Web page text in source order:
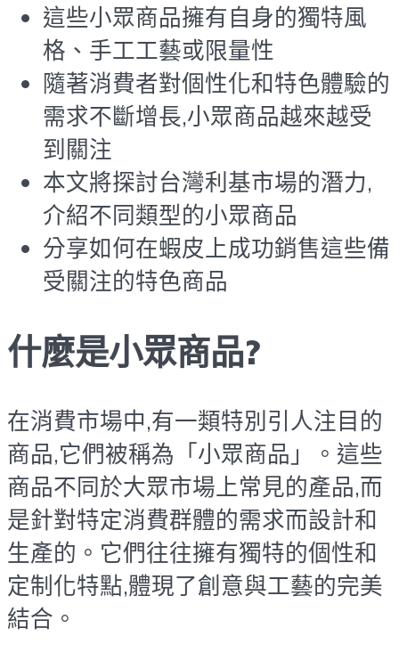
這些小眾商品擁有自身的獨特風
格、手工工藝或限量性
隨著消費者對個性化和特色體驗的
需求不斷增長,小眾商品越來越受
到關注
本文將探討台灣利基市場的潛力,
介紹不同類型的小眾商品
分享如何在蝦皮上成功銷售這些備
受關注的特色商品
什麼是小眾商品?
在消費市場中,有一類特別引人注目的
商品,它們被稱為「小眾商品」。這些
商品不同於大眾市場上常見的產品,而
是針對特定消費群體的需求而設計和
生產的。它們往往擁有獨特的個性和
定制化特點,體現了創意與工藝的完美
結合。